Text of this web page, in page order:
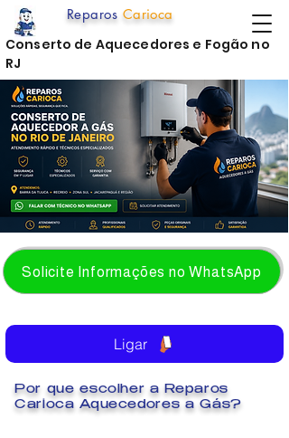
Solicite Informações no WhatsApp
Reparos Carioca
Por que escolher a Reparos
Carioca Aquecedores a Gás?
Ligar
Conserto de Aquecedores e Fogão no
RJ